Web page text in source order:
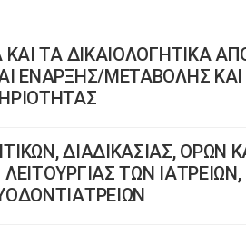
ΚΑΙ ΤΑ ΔΙΚΑΙΟΛΟΓΗΤΙΚΑ
ΕΝΑΡΞΗΣ/ΜΕΤΑΒΟΛΗΣ
ΔΙΑΔΙΚΑΣΙΑΣ, ΟΡΩΝ
ΤΩΝ ΙΑΤΡΕΙΩΝ,